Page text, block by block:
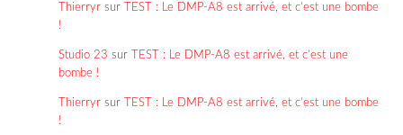
Thierryr sur
TEST : Le DMP-A8 est arrivé, et c’est une bombe
!
Studio 23 sur
TEST : Le DMP-A8 est arrivé, et c’est une
bombe !
Thierryr sur
TEST : Le DMP-A8 est arrivé, et c’est une bombe
!